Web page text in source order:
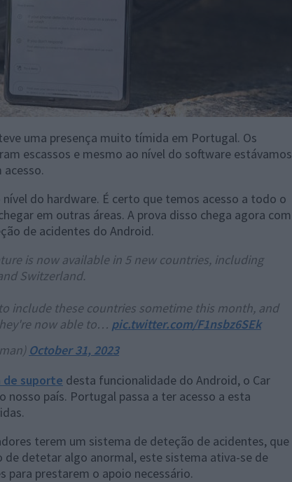
uma presença muito tímida em Portugal. Os
escassos e mesmo ao nível do software estávamos
do hardware. É certo que temos acesso a todo o
em outras áreas. A prova disso chega agora com
de acidentes do Android.
is now available in 5 new countries, including
Switzerland.
include these countries sometime this month, and
now able to… pic.twitter.com/F1nsbz6SEk
October 31, 2023
de suporte desta funcionalidade do Android, o Car
nosso país. Portugal passa a ter acesso a esta
terem um sistema de deteção de acidentes, que
de detetar algo anormal, este sistema ativa-se de
prestarem o apoio necessário.